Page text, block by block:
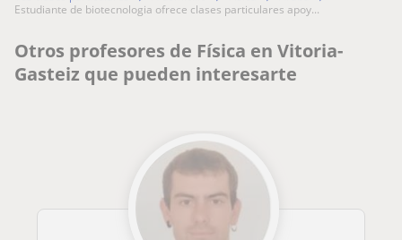
estudiante de biotecnologia ofrece clases particulares apoy...
Otros profesores de Física en Vitoria-
Gasteiz que pueden interesarte